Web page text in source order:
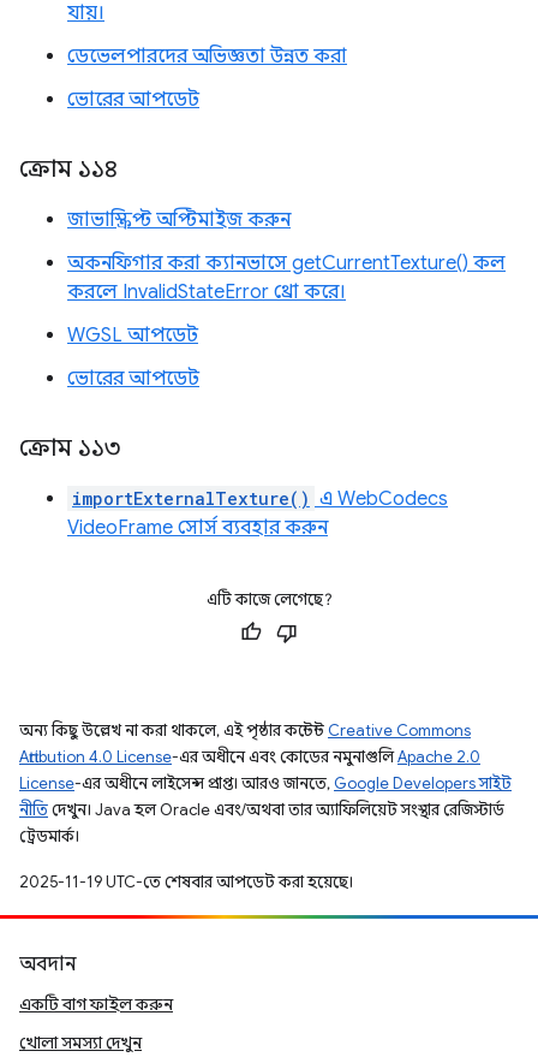
যায়।
ডেভেলপারদের অভিজ্ঞতা উন্নত করা
ভোরের আপডেট
ক্রোম ১১৪
জাভাস্ক্রিপ্ট অপ্টিমাইজ করুন
অকনফিগার করা ক্যানভাসে getCurrentTexture() কল
করলে InvalidStateError থ্রো করে।
WGSL আপডেট
ভোরের আপডেট
ক্রোম ১১৩
importExternalTexture() এ WebCodecs
VideoFrame সোর্স ব্যবহার করুন
এটি কাজে লেগেছে?
অন্য কিছু উল্লেখ না করা থাকলে, এই পৃষ্ঠার কন্টেন্ট Creative Commons
Attribution 4.0 License-এর অধীনে এবং কোডের নমুনাগুলিApache 2.0
License-এর অধীনে লাইসেন্স প্রাপ্ত। আরও জানতে, Google Developers সাইট
নীতিদেখুন। Java হল Oracle এবং/অথবা তার অ্যাফিলিয়েট সংস্থার রেজিস্টার্ড
ট্রেডমার্ক।
2025-11-19 UTC-তে শেষবার আপডেট করা হয়েছে।
অবদান
একটি বাগ ফাইল করুন
খোলা সমস্যা দেখুন